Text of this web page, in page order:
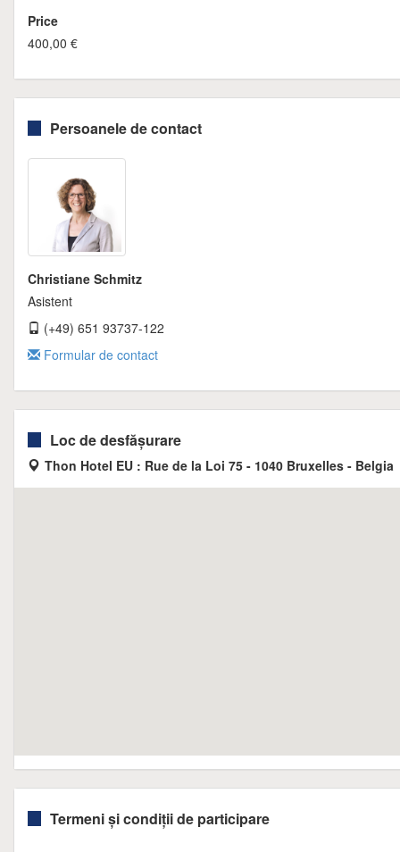
Price
400,00 €
Persoanele de contact
Christiane Schmitz
Asistent
(+49) 651 93737-122
Formular de contact
Loc de desfășurare
Thon Hotel EU : Rue de la Loi 75 - 1040 Bruxelles - Belgia
Termeni și condiții de participare